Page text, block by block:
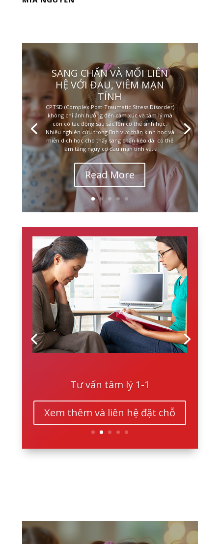
SANG CHẤN VÀ MỐI LIÊN
HỆ VỚI ĐAU, VIÊM MẠN
TÍNH
CPTSD (Complex Post-Traumatic Stress Disorder)
không chỉ ảnh hưởng đến cảm xúc và tâm lý mà
còn có tác động sâu sắc lên cơ thể sinh học.
Nhiều nghiên cứu trong lĩnh vực thần kinh học và
miễn dịch học cho thấy sang chấn kéo dài có thể
làm tăng nguy cơ đau mạn tính và...
Read More
Tư vấn tâm lý 1-1
Xem thêm và liên hệ đặt chỗ